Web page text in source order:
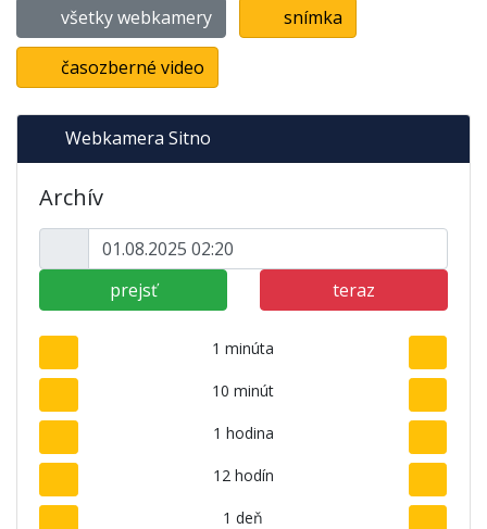
všetky webkamery snímka
časozberné video
Webkamera Sitno
Archív
prejsť teraz
1 minúta
10 minút
1 hodina
12 hodín
1 deň